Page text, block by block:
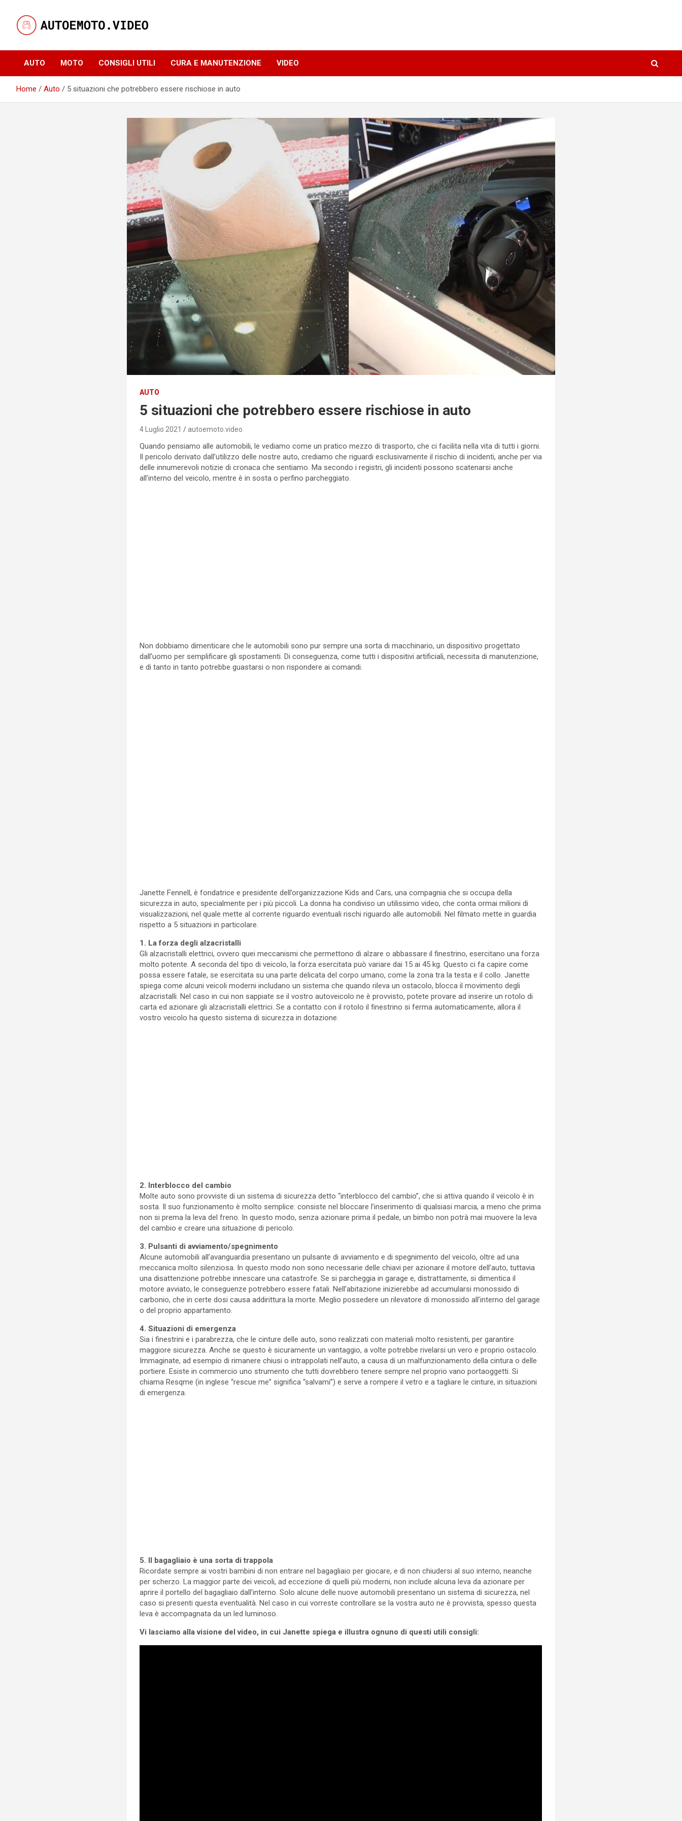
content
AutoeMoto.Video
AUTO MOTO CONSIGLI UTILI CURA E MANUTENZIONE VIDEO
Home Auto 5 situazioni che potrebbero essere rischiose in auto
AUTO
5 situazioni che potrebbero essere rischiose in auto
4 Luglio 2021 autoemoto.video
Quando pensiamo alle automobili, le vediamo come un pratico mezzo di trasporto, che ci facilita nella vita di tutti i giorni.
Il pericolo derivato dall’utilizzo delle nostre auto, crediamo che riguardi esclusivamente il rischio di incidenti, anche per via
delle innumerevoli notizie di cronaca che sentiamo. Ma secondo i registri, gli incidenti possono scatenarsi anche
all’interno del veicolo, mentre è in sosta o perfino parcheggiato.
Non dobbiamo dimenticare che le automobili sono pur sempre una sorta di macchinario, un dispositivo progettato
dall’uomo per semplificare gli spostamenti. Di conseguenza, come tutti i dispositivi artificiali, necessita di manutenzione,
e di tanto in tanto potrebbe guastarsi o non rispondere ai comandi.
Janette Fennell, è fondatrice e presidente dell’organizzazione Kids and Cars, una compagnia che si occupa della
sicurezza in auto, specialmente per i più piccoli. La donna ha condiviso un utilissimo video, che conta ormai milioni di
visualizzazioni, nel quale mette al corrente riguardo eventuali rischi riguardo alle automobili. Nel filmato mette in guardia
rispetto a 5 situazioni in particolare.
1. La forza degli alzacristalli
Gli alzacristalli elettrici, ovvero quei meccanismi che permettono di alzare o abbassare il finestrino, esercitano una forza
molto potente. A seconda del tipo di veicolo, la forza esercitata può variare dai 15 ai 45 kg. Questo ci fa capire come
possa essere fatale, se esercitata su una parte delicata del corpo umano, come la zona tra la testa e il collo. Janette
spiega come alcuni veicoli moderni includano un sistema che quando rileva un ostacolo, blocca il movimento degli
alzacristalli. Nel caso in cui non sappiate se il vostro autoveicolo ne è provvisto, potete provare ad inserire un rotolo di
carta ed azionare gli alzacristalli elettrici. Se a contatto con il rotolo il finestrino si ferma automaticamente, allora il
vostro veicolo ha questo sistema di sicurezza in dotazione.
2. Interblocco del cambio
Molte auto sono provviste di un sistema di sicurezza detto “interblocco del cambio”, che si attiva quando il veicolo è in
sosta. Il suo funzionamento è molto semplice: consiste nel bloccare l’inserimento di qualsiasi marcia, a meno che prima
non si prema la leva del freno. In questo modo, senza azionare prima il pedale, un bimbo non potrà mai muovere la leva
del cambio e creare una situazione di pericolo.
3. Pulsanti di avviamento/spegnimento
Alcune automobili all’avanguardia presentano un pulsante di avviamento e di spegnimento del veicolo, oltre ad una
meccanica molto silenziosa. In questo modo non sono necessarie delle chiavi per azionare il motore dell’auto, tuttavia
una disattenzione potrebbe innescare una catastrofe. Se si parcheggia in garage e, distrattamente, si dimentica il
motore avviato, le conseguenze potrebbero essere fatali. Nell’abitazione inizierebbe ad accumularsi monossido di
carbonio, che in certe dosi causa addirittura la morte. Meglio possedere un rilevatore di monossido all’interno del garage
o del proprio appartamento.
4. Situazioni di emergenza
Sia i finestrini e i parabrezza, che le cinture delle auto, sono realizzati con materiali molto resistenti, per garantire
maggiore sicurezza. Anche se questo è sicuramente un vantaggio, a volte potrebbe rivelarsi un vero e proprio ostacolo.
Immaginate, ad esempio di rimanere chiusi o intrappolati nell’auto, a causa di un malfunzionamento della cintura o delle
portiere. Esiste in commercio uno strumento che tutti dovrebbero tenere sempre nel proprio vano portaoggetti. Si
chiama Resqme (in inglese “rescue me” significa “salvami”) e serve a rompere il vetro e a tagliare le cinture, in situazioni
di emergenza.
5. Il bagagliaio è una sorta di trappola
Ricordate sempre ai vostri bambini di non entrare nel bagagliaio per giocare, e di non chiudersi al suo interno, neanche
per scherzo. La maggior parte dei veicoli, ad eccezione di quelli più moderni, non include alcuna leva da azionare per
aprire il portello del bagagliaio dall’interno. Solo alcune delle nuove automobili presentano un sistema di sicurezza, nel
caso si presenti questa eventualità. Nel caso in cui vorreste controllare se la vostra auto ne è provvista, spesso questa
leva è accompagnata da un led luminoso.
Vi lasciamo alla visione del video, in cui Janette spiega e illustra ognuno di questi utili consigli: